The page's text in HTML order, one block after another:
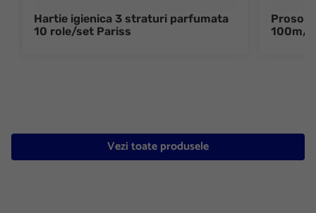
Hartie igienica 3 straturi parfumata
10 role/set Pariss
Prosop
100m/
Vezi toate produsele